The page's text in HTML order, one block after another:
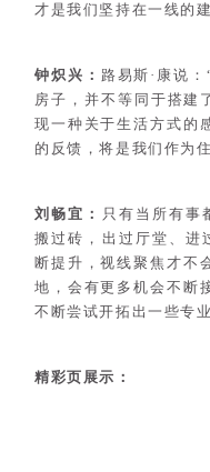
才是我们坚持在一线的
钟炽兴： 路易斯·康说
房子，并不等同于搭建
现一种关于生活方式的
的反馈，将是我们作为
刘畅宜： 只有当所有事
搬过砖，出过厅堂、进
断提升，视线聚焦才不
地，会有更多机会不断
不断尝试开拓出一些专
精彩页展示：